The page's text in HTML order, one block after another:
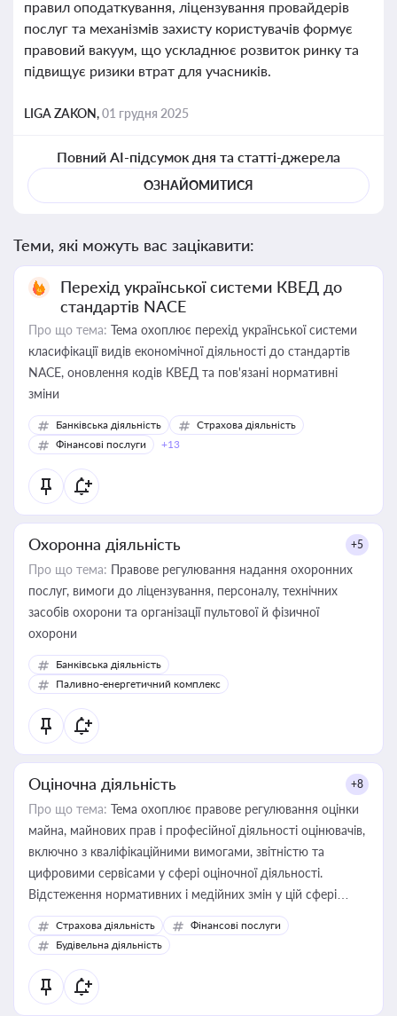
правил оподаткування, ліцензування провайдерів
послуг та механізмів захисту користувачів формує
правовий вакуум, що ускладнює розвиток ринку та
підвищує ризики втрат для учасників.
LIGA ZAKON,01 грудня 2025
Повний AI-підсумок дня та статті-джерела
ОЗНАЙОМИТИСЯ
Теми, які можуть вас зацікавити:
Перехід української системи КВЕД до
стандартів NACE
Про що тема: Тема охоплює перехід української системи
класифікації видів економічної діяльності до стандартів
NACE, оновлення кодів КВЕД та пов'язані нормативні
зміни
Банківська діяльність
Страхова діяльність
Фінансові послуги
+13
Охоронна діяльність +5
Про що тема: Правове регулювання надання охоронних
послуг, вимоги до ліцензування, персоналу, технічних
засобів охорони та організації пультової й фізичної
охорони
Банківська діяльність
Паливно-енергетичний комплекс
Оціночна діяльність +8
Про що тема: Тема охоплює правове регулювання оцінки
майна, майнових прав і професійної діяльності оцінювачів,
включно з кваліфікаційними вимогами, звітністю та
цифровими сервісами у сфері оціночної діяльності.
Відстеження нормативних і медійних змін у цій сфері
корисне для власника бізнесу, керівника, юриста або
бухгалтера під час оподаткування, приватизації, оренди
державного майна, корпоративних угод і перевірки
статусу суб'єктів оціночної діяльності
Страхова діяльність
Фінансові послуги
Будівельна діяльність